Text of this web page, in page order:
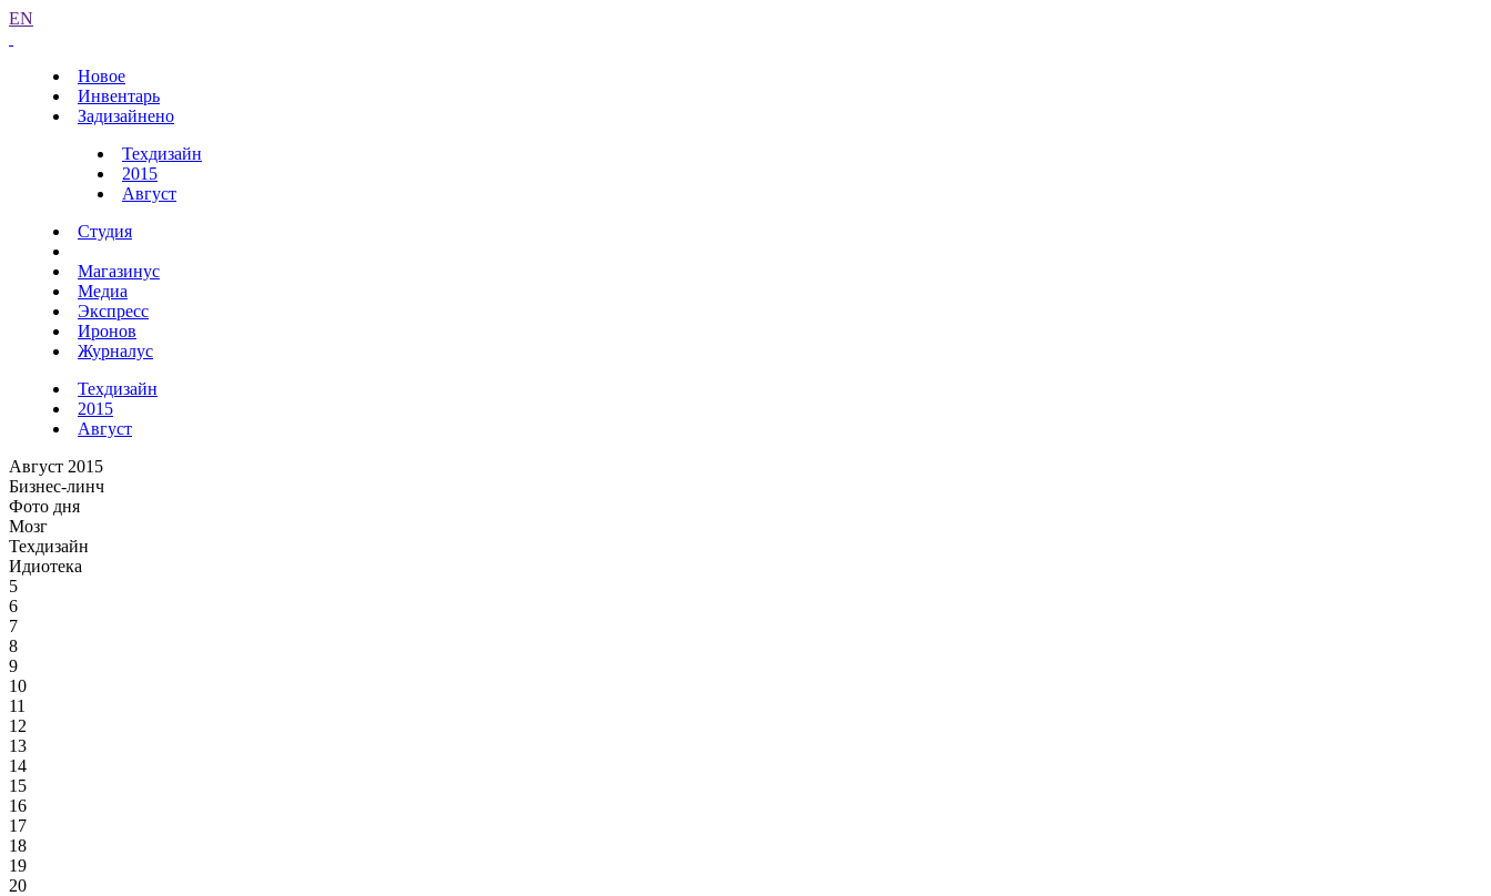
EN
Новое
Инвентарь
Задизайнено
Техдизайн
2015
Август
Студия
Магазинус
Медиа
Экспресс
Иронов
Журналус
Техдизайн
2015
Август
Август 2015
Бизнес-линч
Фото дня
Мозг
Техдизайн
Идиотека
5
6
7
8
9
10
11
12
13
14
15
16
17
18
19
20